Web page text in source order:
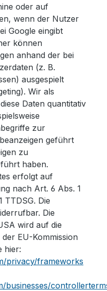
oder auf
wenn der Nutzer
Google eingibt
können
anhand der bei
(z. B.
ausgespielt
Wir als
Daten quantitativ
zur
geführt
zu
haben.
erfolgt auf
nach Art. 6 Abs. 1
TTDSG. Die
Die
wird auf die
EU-Kommission
hier:
privacy/frameworks
businesses/